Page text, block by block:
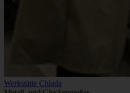
Werkstätte Chlada